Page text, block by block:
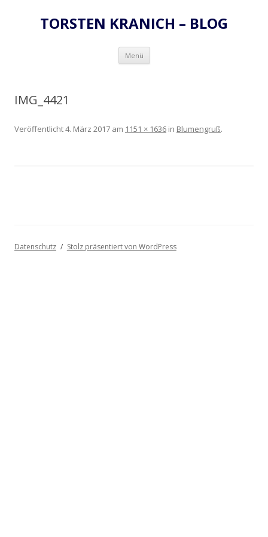
TORSTEN KRANICH – BLOG
Menü Zum
springen
IMG_4421
Veröffentlicht4. März 2017 am 1151 × 1636 in Blumengruß.
Datenschutz Stolz präsentiert von WordPress